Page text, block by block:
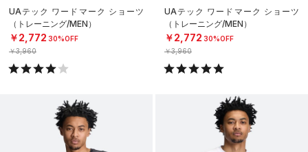
UAテック ワードマーク ショーツ
（トレーニング/MEN）
￥2,772 30%OFF
￥3,960
UAテック ワードマーク ショーツ
（トレーニング/MEN）
￥2,772 30%OFF
￥3,960